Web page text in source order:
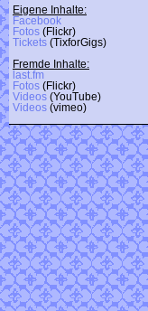
Eigene Inhalte:
Facebook
Fotos (Flickr)
Tickets (TixforGigs)
Fremde Inhalte:
last.fm
Fotos (Flickr)
Videos (YouTube)
Videos (vimeo)